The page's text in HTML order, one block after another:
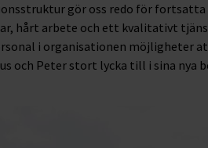
gör oss redo för
hårt arbete och ett kvalitativt
i organisationen möjligheter
och Peter stort lycka till i sina nya